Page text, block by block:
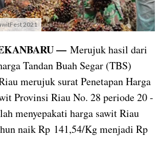
2021
— Merujuk hasil dari
Tandan Buah Segar (TBS)
merujuk surat Penetapan Harga
Provinsi Riau No. 28 periode 20 -
menyepakati harga sawit Riau
naik Rp 141,54/Kg menjadi Rp